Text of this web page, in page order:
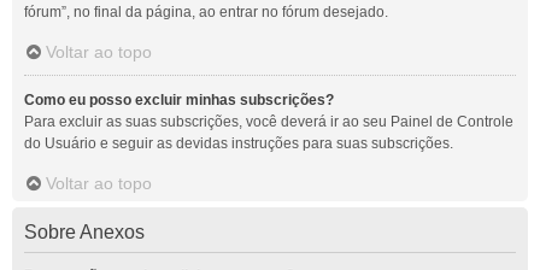
fórum”, no final da página, ao entrar no fórum desejado.
Voltar ao topo
Como eu posso excluir minhas subscrições?
Para excluir as suas subscrições, você deverá ir ao seu Painel de Controle
do Usuário e seguir as devidas instruções para suas subscrições.
Voltar ao topo
Sobre Anexos